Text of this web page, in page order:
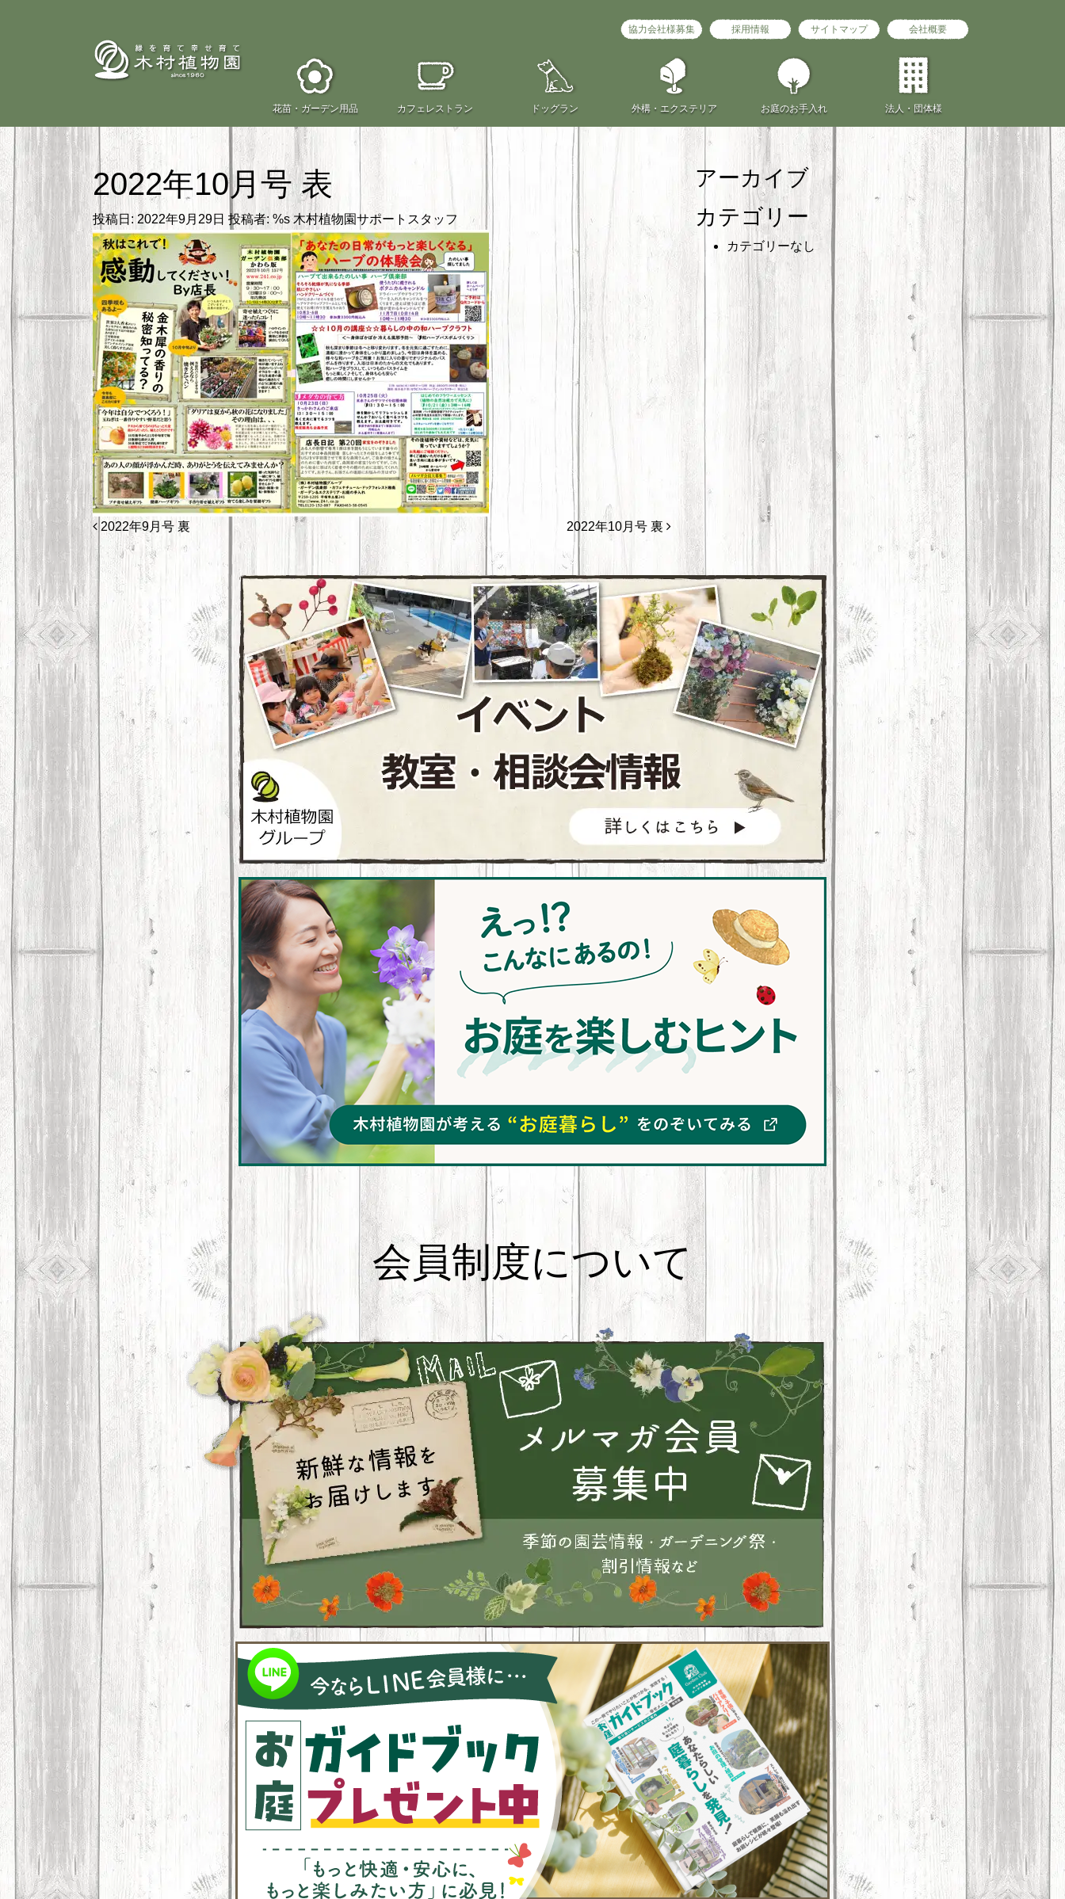
花苗・ ガーデン用品 カフェ レストラン ドッグラン 外構・ エクステリア お庭のお手入れ 法人・団体様
協力会社様募集 採用情報 サイトマップ 会社概要
2022年10月号 表
投稿日: 2022年9月29日 投稿者: %s木村植物園サポートスタッフ
投稿ナビゲーション
2022年9月号 裏 2022年10月号 裏
アーカイブ
カテゴリー
カテゴリーなし
会員制度について